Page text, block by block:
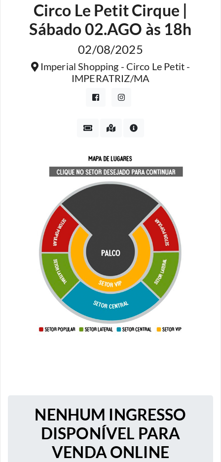
Circo Le Petit Cirque |
Sábado 02.AGO às 18h
02/08/2025
Imperial Shopping - Circo Le Petit -
IMPERATRIZ/MA
NENHUM INGRESSO
DISPONÍVEL PARA
VENDA ONLINE